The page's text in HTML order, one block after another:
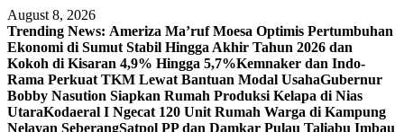
Skip
to
content
August 8, 2026
Trending News: Ameriza Ma’ruf Moesa‎ Optimis Pertumbuhan
Ekonomi di Sumut Stabil Hingga Akhir Tahun 2026 dan
Kokoh di Kisaran 4,9% Hingga 5,7%Kemnaker dan Indo-
Rama Perkuat TKM Lewat Bantuan Modal UsahaGubernur
Bobby Nasution Siapkan Rumah Produksi Kelapa di Nias
UtaraKodaeral I Ngecat 120 Unit Rumah Warga di Kampung
Nelayan SeberangSatpol PP dan Damkar Pulau Taliabu Imbau